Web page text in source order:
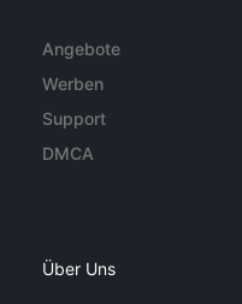
Angebote
Werben
Support
DMCA
Über Uns